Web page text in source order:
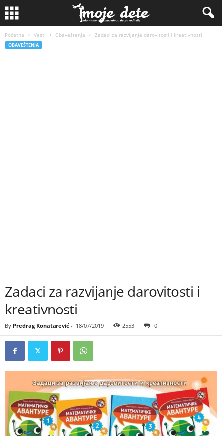
Početna Vesti Obaveštenja Zadaci za razvijanje darovitosti i kreativnosti
OBAVEŠTENJA
Zadaci za razvijanje darovitosti i
kreativnosti
By Predrag Konatarević - 18/07/2019 2553 0